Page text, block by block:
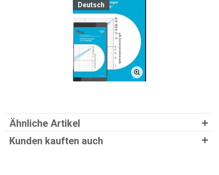
Deutsch
Ähnliche Artikel
Kunden kauften auch